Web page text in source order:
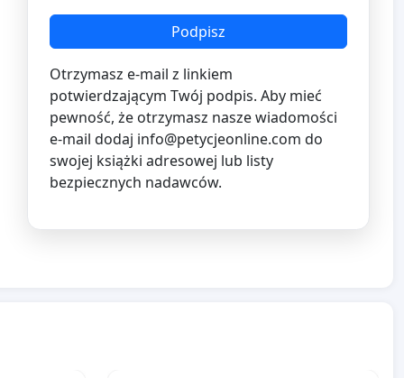
Podpisz
Otrzymasz e-mail z linkiem
potwierdzającym Twój podpis. Aby mieć
pewność, że otrzymasz nasze wiadomości
e-mail dodaj info@petycjeonline.com do
swojej książki adresowej lub listy
bezpiecznych nadawców.